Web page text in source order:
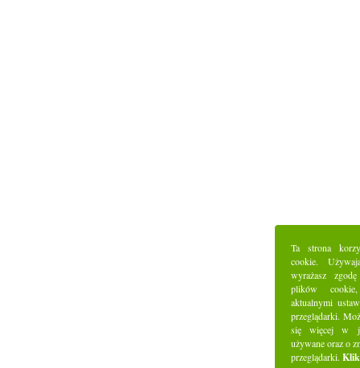
Ta strona
cookie.
wyrażasz
plików
aktualnymi
przeglądarki.
się więcej w
używane oraz o
przeglądarki.